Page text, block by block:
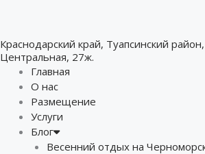
Краснодарский край, Туапсинский район,
Центральная, 27ж.
Главная
О нас
Размещение
Услуги
Блог
Весенний отдых на